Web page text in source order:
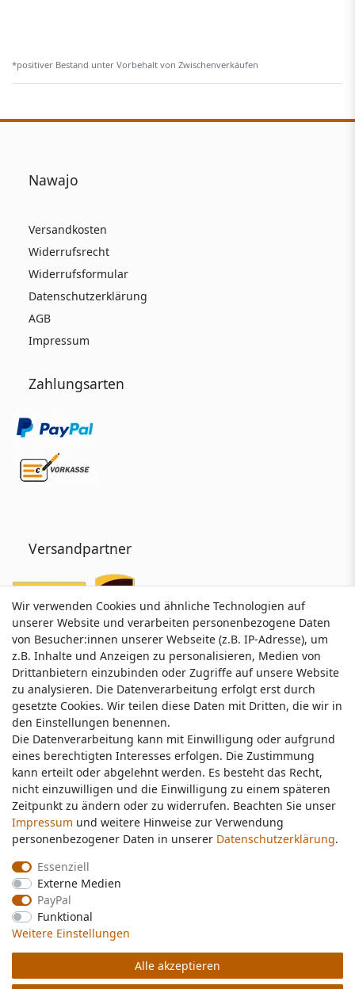
*positiver Bestand unter Vorbehalt von Zwischenverkäufen
Nawajo
Versandkosten
Widerrufsrecht
Widerrufsformular
Datenschutzerklärung
AGB
Impressum
Zahlungsarten
Versandpartner
Service & Kontakt
Wünschen Sie einen Rückruf?
service@nawajo.de
Schreiben Sie uns:
service@nawajo.de
Durchschnittliche Bewertung von
Bewertungsgrundlage des Anbieters: 5 Verkaufs- und 3 Bewertungsplattformen
© Copyright 2026 nawajo.de | Alle Rechte vorbehalten.
Wir verwenden Cookies und ähnliche Technologien auf
unserer Website und verarbeiten personenbezogene Daten
von Besucher:innen unserer Webseite (z.B. IP-Adresse), um
z.B. Inhalte und Anzeigen zu personalisieren, Medien von
Drittanbietern einzubinden oder Zugriffe auf unsere Website
zu analysieren. Die Datenverarbeitung erfolgt erst durch
gesetzte Cookies. Wir teilen diese Daten mit Dritten, die wir in
den Einstellungen benennen.
Die Datenverarbeitung kann mit Einwilligung oder aufgrund
eines berechtigten Interesses erfolgen. Die Zustimmung
kann erteilt oder abgelehnt werden. Es besteht das Recht,
nicht einzuwilligen und die Einwilligung zu einem späteren
Zeitpunkt zu ändern oder zu widerrufen. Beachten Sie unser
Impressum und weitere Hinweise zur Verwendung
personenbezogener Daten in unserer Daten­schutz­erklärung.
Essenziell
Externe Medien
PayPal
Funktional
Weitere Einstellungen
Alle akzeptieren
Wir verwenden Cookies und ähnliche Technologien auf
unserer Website und verarbeiten personenbezogene Daten
von Besucher:innen unserer Webseite (z.B. IP-Adresse), um
z.B. Inhalte und Anzeigen zu personalisieren, Medien von
Drittanbietern einzubinden oder Zugriffe auf unsere Website
zu analysieren. Die Datenverarbeitung erfolgt erst durch
gesetzte Cookies. Wir teilen diese Daten mit Dritten, die wir in
den Einstellungen benennen.
Die Datenverarbeitung kann mit Einwilligung oder aufgrund
eines berechtigten Interesses erfolgen. Die Zustimmung
kann erteilt oder abgelehnt werden. Es besteht das Recht,
nicht einzuwilligen und die Einwilligung zu einem späteren
Zeitpunkt zu ändern oder zu widerrufen. Beachten Sie unser
Impressum und weitere Hinweise zur Verwendung
personenbezogener Daten in unserer Daten­schutz­erklärung.
Essenziell
Externe Medien
PayPal
Funktional
Weitere Einstellungen
Alle akzeptieren